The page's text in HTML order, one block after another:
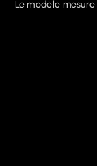
Le modèle mesure